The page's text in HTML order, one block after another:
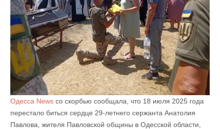
Одесса Newsсо скорбью сообщала, что 18 июля 2025 года
перестало биться сердце 29-летнего сержанта Анатолия
Павлова, жителя Павловской общины в Одесской области,